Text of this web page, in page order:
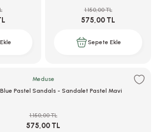
575,00 TL
1.150,00 TL
Sepete Ekle
Meduse
Pastel Sandals - Sandalet Pastel Mavi
575,00 TL
1.150,00 TL